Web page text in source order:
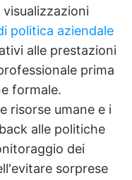
politica aziendale
alle prestazioni
prima
formale.
risorse umane e i
alle politiche
dei
sorprese